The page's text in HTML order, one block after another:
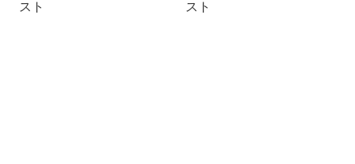
スト
スト